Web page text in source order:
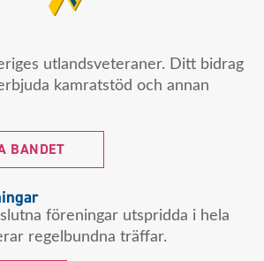
utlandsveteraner. Ditt bidrag
kamratstöd och annan
BANDET
föreningar utspridda i hela
regelbundna träffar.